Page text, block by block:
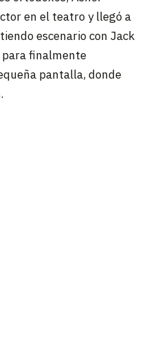
en el teatro y llegó a
escenario con Jack
para finalmente
pantalla, donde